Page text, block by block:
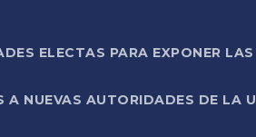
ELECTAS PARA EXPONER
A NUEVAS AUTORIDADES DE LA